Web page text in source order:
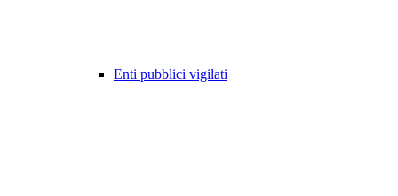
Enti pubblici vigilati